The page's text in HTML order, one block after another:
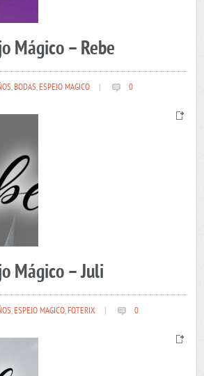
Mágico – Rebe
,BODAS,ESPEJO MAGICO 0
Mágico – Juli
,ESPEJO MAGICO,FOTERIX 0